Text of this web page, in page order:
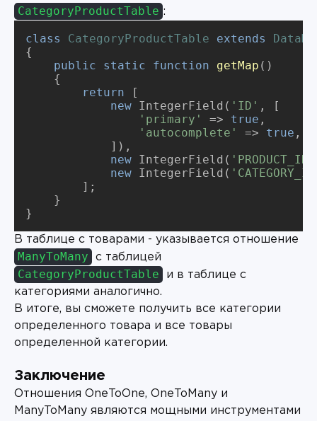
CategoryProductTable :
class CategoryProductTable extends
{
public
static function getMap ()
{
return [
new IntegerField( 'ID' , [
'primary'
=> true ,
'autocomplete'
=> true ,
            ]),
new IntegerField( 'PRODUCT_ID'
new IntegerField(
        ];
    }
}
В таблице с товарами - указывается отношение
ManyToMany с таблицей
CategoryProductTable
и в таблице с
категориями аналогично.
В итоге, вы сможете получить все категории
определенного товара и все товары
определенной категории.
Заключение
Отношения OneToOne, OneToMany и
ManyToMany являются мощными инструментами